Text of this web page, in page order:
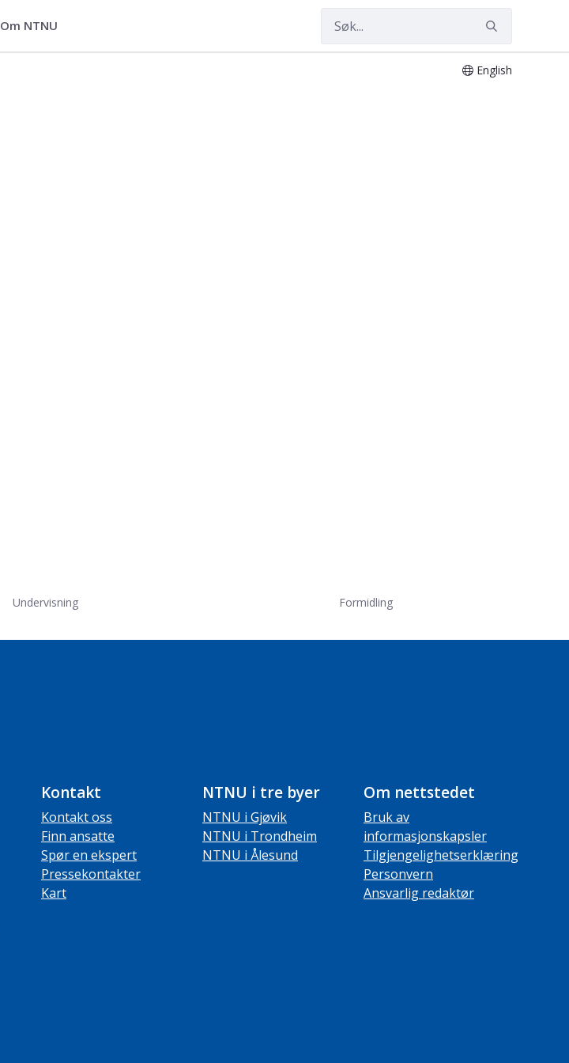
Om NTNU
English
Undervisning Formidling
Kontakt
Kontakt oss
Finn ansatte
Spør en ekspert
Pressekontakter
Kart
NTNU i tre byer
NTNU i Gjøvik
NTNU i Trondheim
NTNU i Ålesund
Om nettstedet
Bruk av
informasjonskapsler
Tilgjengelighetserklæring
Personvern
Ansvarlig redaktør